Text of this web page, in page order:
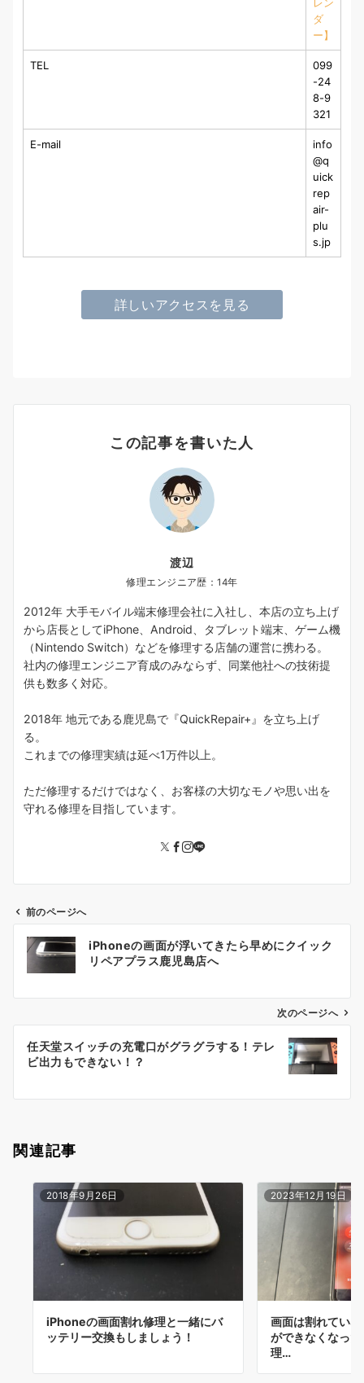
ダ
ー】
TEL
099
-24
8-9
321
E-mail
info
@q
uick
rep
air-
plu
s.jp
詳しいアクセスを見る
この記事を書いた人
渡辺
修理エンジニア歴：14年
2012年 大手モバイル端末修理会社に入社し、本店の立ち上げ
から店長としてiPhone、Android、タブレット端末、ゲーム機
（Nintendo Switch）などを修理する店舗の運営に携わる。
社内の修理エンジニア育成のみならず、同業他社への技術提
供も数多く対応。
2018年 地元である鹿児島で『QuickRepair+』を立ち上げ
る。
これまでの修理実績は延べ1万件以上。
ただ修理するだけではなく、お客様の大切なモノや思い出を
守れる修理を目指しています。
ン
前のページへ
iPhoneの画面が浮いてきたら早めにクイック
リペアプラス鹿児島店へ
次のページへ
任天堂スイッチの充電口がグラグラする！テレ
ビ出力もできない！？
関連記事
2018年9月26日
iPhoneの画面割れ修理と一緒にバ
ッテリー交換もしましょう！
2023年12月19日
画面は割れてい
ができなくなっ
理…